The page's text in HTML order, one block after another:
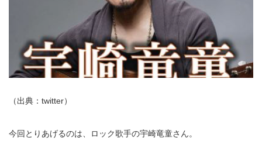
（出典：twitter）
今回とりあげるのは、ロック歌手の宇崎竜童さん。